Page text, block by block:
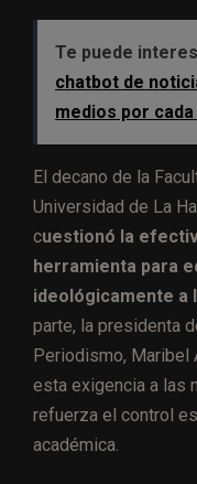
Te puede
chatbot de
medios por
El decano de la
Universidad de La
cuestionó la
herramienta para
ideológicamente a
parte, la presidenta
Periodismo, Maribel
esta exigencia a las
refuerza el control
académica.